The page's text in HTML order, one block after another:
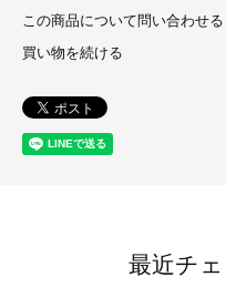
この商品について問い合わせる
買い物を続ける
最近チ